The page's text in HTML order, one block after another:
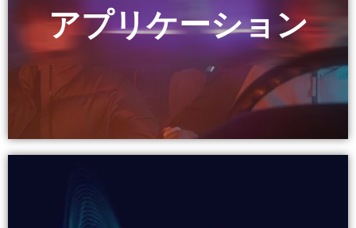
アプリケーション
アプリケーション